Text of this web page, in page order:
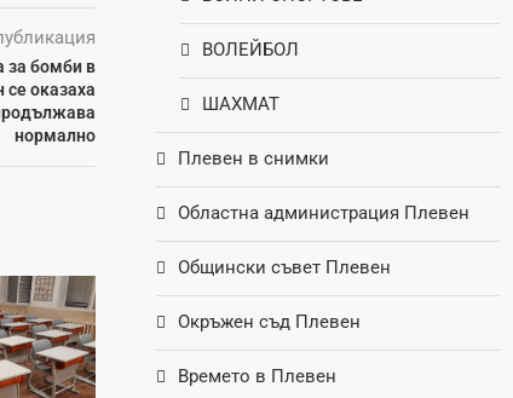
за бомби в
се оказаха
нормално
ВОЛЕЙБОЛ
ШАХМАТ
Плевен в снимки
Областна администрация Плевен
Общински съвет Плевен
Окръжен съд Плевен
Времето в Плевен